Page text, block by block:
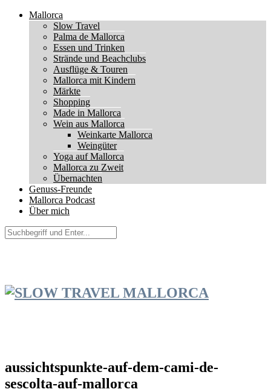
Mallorca
Slow Travel
Palma de Mallorca
Essen und Trinken
Strände und Beachclubs
Ausflüge & Touren
Mallorca mit Kindern
Märkte
Shopping
Made in Mallorca
Wein aus Mallorca
Weinkarte Mallorca
Weingüter
Yoga auf Mallorca
Mallorca zu Zweit
Übernachten
Genuss-Freunde
Mallorca Podcast
Über mich
aussichtspunkte-auf-dem-cami-de-
sescolta-auf-mallorca